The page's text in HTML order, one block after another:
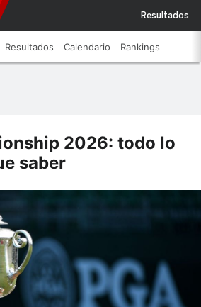
Resultados
Resultados Calendario Rankings
2026: todo lo
saber